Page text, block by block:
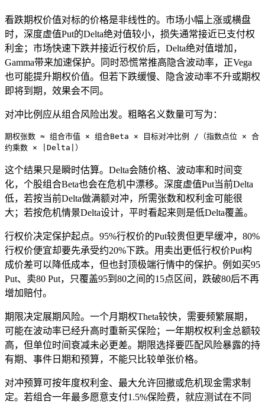
看跌期权价值对标的价格是非线性的。市场小幅上涨或横盘
时，深度虚值Put的Delta绝对值较小，损失通常接近已支付权
利金；市场快速下跌并接近行权价后，Delta绝对值增加，
Gamma带来加速保护。同时恐慌常推高隐含波动率，正Vega
也可能提升期权价值。但若下跌缓慢、隐含波动率不升或期权
即将到期，效果会不同。
对冲比例应从组合风险出发。粗略名义数量可写为：
期权张数 ≈ 组合市值 × 组合Beta × 目标对冲比例 /（指数点位 × 合
约乘数 × |Delta|）
这个结果只是瞬时估算。Delta会随价格、波动率和时间变
化，个股组合Beta也会在危机中漂移。深度虚值Put当前Delta
低，若按当前Delta做满额对冲，所需张数和权利金可能很
大；若按危机情景Delta设计，平时看起来则是低Delta覆盖。
行权价决定保护起点。95%行权价的Put较贵但更早缓冲，80%
行权价便宜却要先承受约20%下跌。用卖出更低行权价Put构
成价差可以降低成本，但也封顶极端行情中的保护。例如买95
Put、卖80 Put，只覆盖95到80之间的15点区间，跌破80后不再
增加赔付。
期限决定展期风险。一个月期权Theta较快，需要频繁展期，
可能在波动率已经升高时重新买保险；一年期权权利金总额较
高，但单位时间衰减未必更差。期限选择要匹配风险暴露的持
有期、事件日期和预算，不能只比较单张价格。
对冲预算可按年度权利金、最大允许回撤或危机现金需求制
定。若组合一年最多愿意支付1.5%保险费，就应测试在不同